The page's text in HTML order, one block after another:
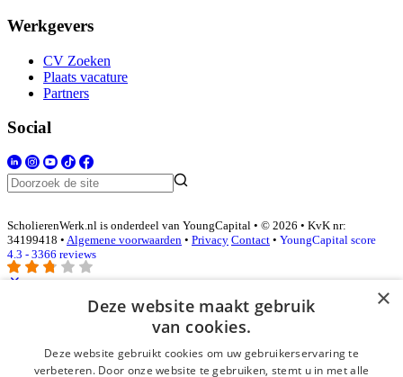
Werkgevers
CV Zoeken
Plaats vacature
Partners
Social
ScholierenWerk.nl is onderdeel van YoungCapital • © 2026 • KvK nr:
34199418 • Algemene voorwaarden • Privacy Contact • YoungCapital score
4.3 - 3366 reviews
Inloggen als bedrijf
E-mail*
×
Deze website maakt gebruik
van cookies.
Deze website gebruikt cookies om uw gebruikerservaring te
verbeteren. Door onze website te gebruiken, stemt u in met alle